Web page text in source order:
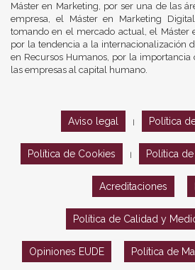
Máster en Marketing, por ser una de las
empresa, el Máster en Marketing
tomando en el mercado actual, el Máster
por la tendencia a la internacionalización
en Recursos Humanos, por la importancia
las empresas al capital humano.
Aviso legal Política
Política de Cookies Política
Acreditaciones
Política de Calidad y
Opiniones EUDE Política de